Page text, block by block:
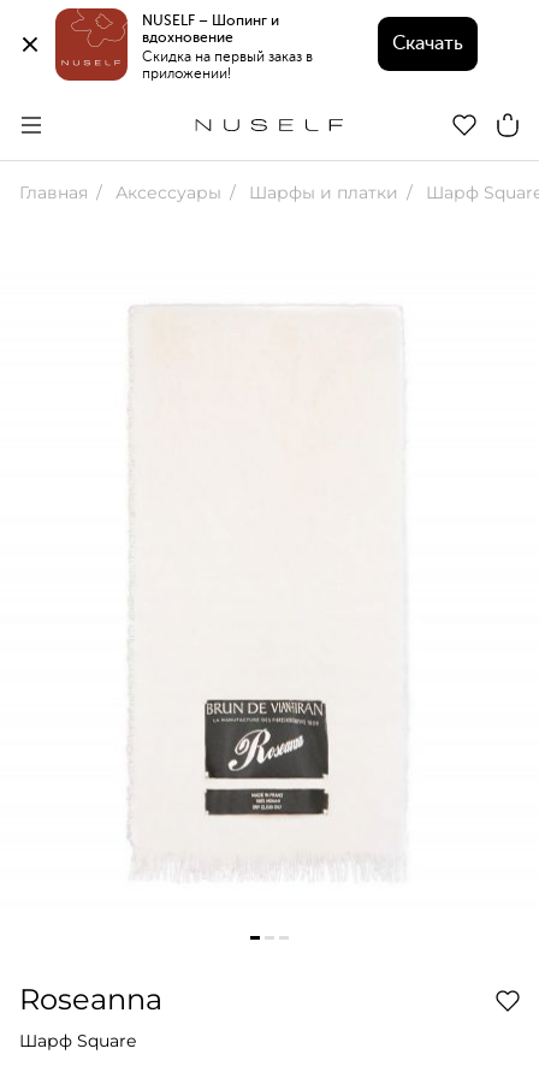
NUSELF – Шопинг и
вдохновение
Скидка на первый заказ в
приложении!
Скачать
Главная Аксессуары Шарфы и платки Шарф
Roseanna
Шарф Square